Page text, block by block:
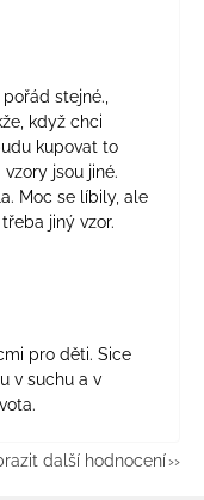
5 hvězdiček.
stejné.,
když chci
kupovat to
jsou jiné.
Moc se líbily, ale
jiný vzor.
5 hvězdiček.
pro děti. Sice
v suchu a v
další hodnocení